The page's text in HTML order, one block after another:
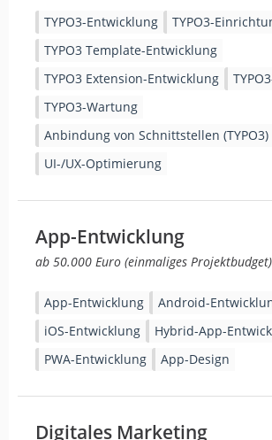
TYPO3-Entwicklung
TYPO3-
TYPO3 Template-Entwicklung
TYPO3 Extension-Entwicklung
TYPO3-Wartung
Anbindung von Schnittstellen (TYPO3)
UI-/UX-Optimierung
App-Entwicklung
ab 50.000 Euro (einmaliges Projektbudget)
App-Entwicklung
Android-
iOS-Entwicklung
Hybrid-App-
PWA-Entwicklung
App-Design
Digitales Marketing